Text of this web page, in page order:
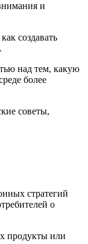
и
создавать
над тем, какую
более
советы,
стратегий
о
продукты или